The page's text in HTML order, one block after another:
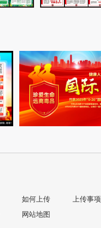
如何上传
网站地图
上传事项